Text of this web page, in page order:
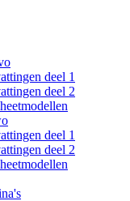
deel 1
deel 2
deel 1
deel 2